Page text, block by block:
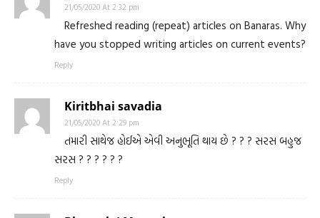
21/05/2020 At 2:32 pm
Refreshed reading (repeat) articles on Banaras. Why
have you stopped writing articles on current events?
Reply
Kiritbhai savadia
21/05/2020 At 2:29 pm
તમારી સાથેજ હોઈએ એવી અનુભૂતિ થાય છે ? ? ? સરસ બહુજ
સરસ ? ? ? ? ? ?
Reply